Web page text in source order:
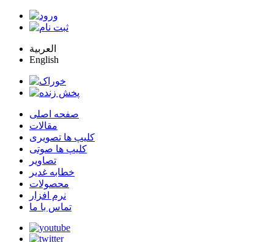
العربية
English
صفحه اصلی
مقالات
کلیپ ها تصویری
کلیپ ها صوتی
تصاویر
خطابه غدیر
محصولات
نرم افزار
تماس با ما